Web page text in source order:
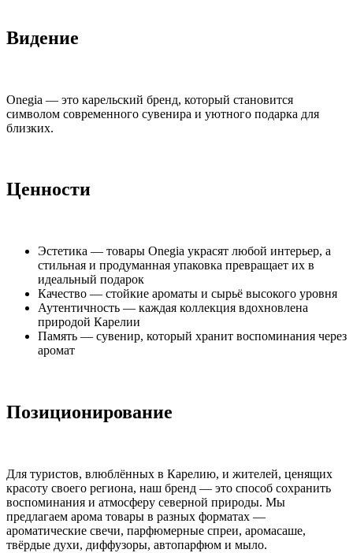
Видение
Onegia — это карельский бренд, который становится
символом современного сувенира и уютного подарка для
близких.
Ценности
Эстетика — товары Onegia украсят любой интерьер, а
стильная и продуманная упаковка превращает их в
идеальный подарок
Качество — стойкие ароматы и сырьё высокого уровня
Аутентичность — каждая коллекция вдохновлена
природой Карелии
Память — сувенир, который хранит воспоминания через
аромат
Позиционирование
Для туристов, влюблённых в Карелию, и жителей, ценящих
красоту своего региона, наш бренд — это способ сохранить
воспоминания и атмосферу северной природы. Мы
предлагаем арома товары в разных форматах —
ароматические свечи, парфюмерные спреи, аромасаше,
твёрдые духи, диффузоры, автопарфюм и мыло.